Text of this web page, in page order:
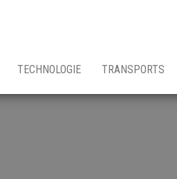
TECHNOLOGIE TRANSPORTS